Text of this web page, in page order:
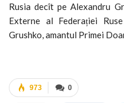
Rusia decît pe Alexandru
Externe al Federației
Grushko, amantul Primei
0
973